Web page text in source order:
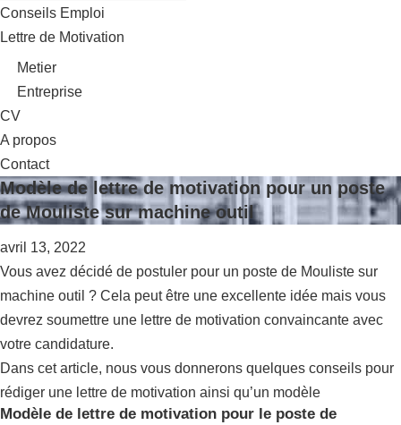
Conseils Emploi
Lettre de Motivation
Metier
Entreprise
CV
A propos
Contact
Modèle de lettre de motivation pour un poste
de Mouliste sur machine outil
avril 13, 2022
Vous avez décidé de postuler pour un poste de Mouliste sur
machine outil ? Cela peut être une excellente idée mais vous
devrez soumettre une lettre de motivation convaincante avec
votre candidature.
Dans cet article, nous vous donnerons quelques conseils pour
rédiger une lettre de motivation ainsi qu’un modèle
Modèle de lettre de motivation pour le poste de